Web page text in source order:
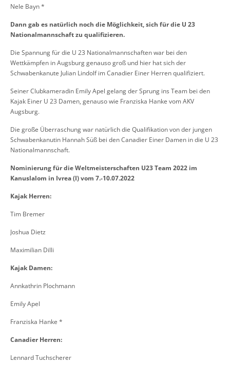
Nele Bayn *
Dann gab es natürlich noch die Möglichkeit, sich für die U 23
Nationalmannschaft zu qualifizieren.
Die Spannung für die U 23 Nationalmannschaften war bei den
Wettkämpfen in Augsburggenauso groß und hier hat sichder
Schwabenkanute Julian Lindolf im Canadier Einer Herren qualifiziert.
Seiner Clubkameradin Emily Apel gelang der Sprung ins Team bei den
Kajak Einer U 23 Damen, genauso wie Franziska Hanke vom AKV
Augsburg.
Die große Überraschung war natürlich die Qualifikation von der jungen
Schwabenkanutin Hannah Süß bei den Canadier Einer Damen in die U 23
Nationalmannschaft.
Nominierung für die Weltmeisterschaften U23Team 2022 im
Kanuslalom in Ivrea (I) vom 7.-10.07.2022
Kajak Herren:
Tim Bremer
Joshua Dietz
Maximilian Dilli
Kajak Damen:
Annkathrin Plochmann
Emily Apel
Franziska Hanke *
Canadier Herren:
Lennard Tuchscherer